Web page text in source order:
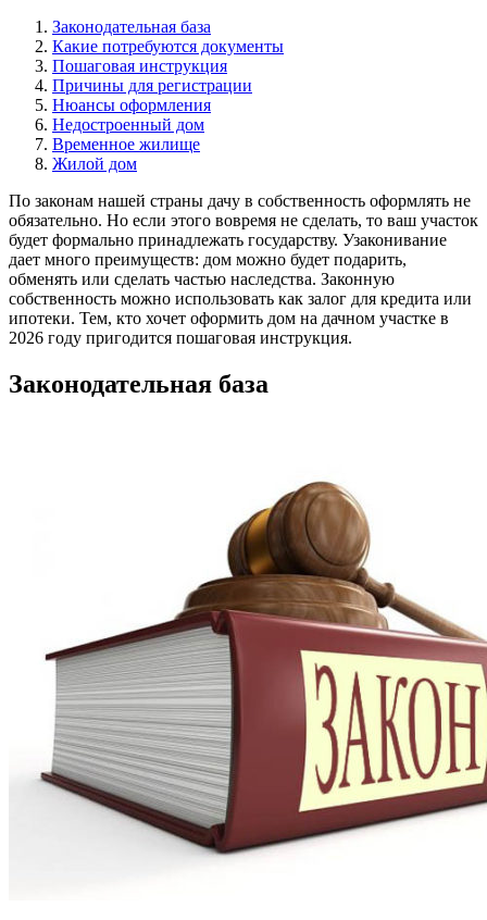
Законодательная база
Какие потребуются документы
Пошаговая инструкция
Причины для регистрации
Нюансы оформления
Недостроенный дом
Временное жилище
Жилой дом
По законам нашей страны дачу в собственность оформлять не
обязательно. Но если этого вовремя не сделать, то ваш участок
будет формально принадлежать государству. Узаконивание
дает много преимуществ: дом можно будет подарить,
обменять или сделать частью наследства. Законную
собственность можно использовать как залог для кредита или
ипотеки. Тем, кто хочет оформить дом на дачном участке в
2026 году пригодится пошаговая инструкция.
Законодательная база